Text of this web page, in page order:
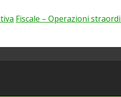
Fiscale – Operazioni